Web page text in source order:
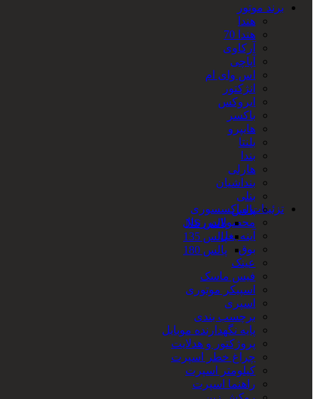
برند موتور
هندا
هندا 70
آرکاوی
آپاچی
اس وای ام
انژکتور
ایروکس
باکسر
هایپرو
بلنتا
بندا
هارلی
بنداشیان
بنلی
پالس
پالس NS
پالس 135
پالس 180
تزئینات و اکسسوری
محصولات رنتال
آینه بغل
بوق
عینک
فیس ماسک
اسپیکر موتوری
اسپری
برچسب بندی
پایه نگهدارنده موبایل
پروژکتور و هدلایت
چراغ خطر اسپرت
کیلومتر اسپرت
راهنما اسپرت